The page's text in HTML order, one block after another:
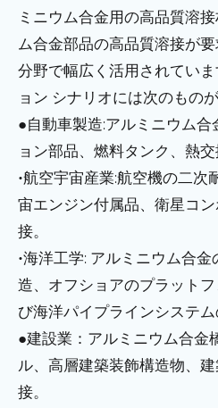
ミニウム合金用の高品質溶
ム合金部品の高品質溶接が
分野で幅広く活用されてい
ョン シナリオには次のもの
●自動車製造:アルミニウム
ョン部品、燃料タンク、熱交
•航空宇宙産業:航空機の二次
宙エンジン付属品、衛星コ
接。
•海洋工学: アルミニウム合
造、オフショアのプラット
び海洋パイプラインシステム
●建設業：アルミニウム合金
ル、高層建築装飾構造物、
接。